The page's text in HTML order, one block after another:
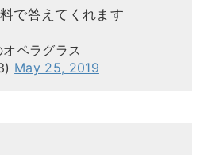
で答えてくれます
ペラグラス
May 25, 2019